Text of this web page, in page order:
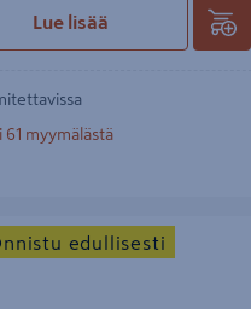
Lue lisää
61 myymälästä
vasara FXA 800g
edullisesti